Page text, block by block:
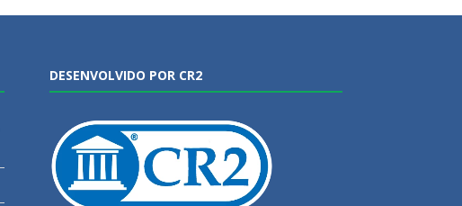
DESENVOLVIDO POR CR2